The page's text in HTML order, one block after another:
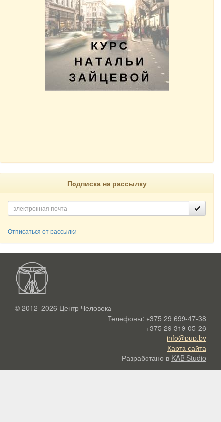
Подписка на рассылку
Отписаться от рассылки
© 2012–2026 Центр Человека
Телефоны: +375 29 699-47-38
+375 29 319-05-26
info@pup.by
Карта сайта
Разработано в KAB Studio